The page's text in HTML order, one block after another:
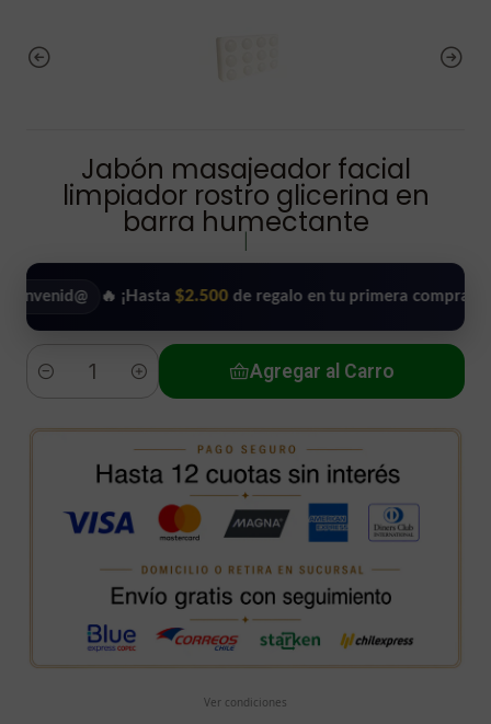
Jabón masajeador facial
limpiador rostro glicerina en
barra humectante
🔥 ¡Hasta $2.500 de regalo en tu primera compra! •
Cantidad
Agregar al Carro
Ver condiciones